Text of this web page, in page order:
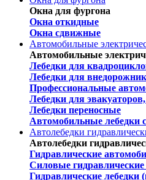
Окна для фургона
Окна откидные
Окна сдвижные
Автомобильные
Автомобильные
Лебедки для
Лебедки для
Профессиональные
Лебедки для
Лебедки переносные
Автомобильные лебедки
Автолебедки
Автолебедки
Гидравлические
Силовые
Гидравлические лебедки